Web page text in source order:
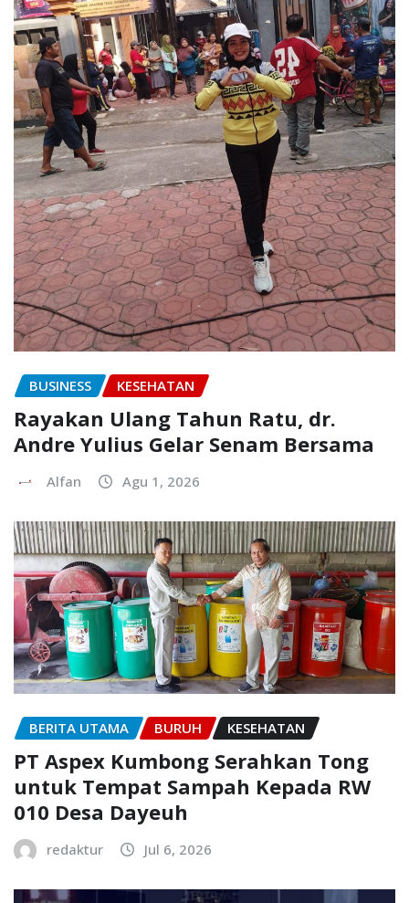
BUSINESS KESEHATAN
Rayakan Ulang Tahun Ratu, dr.
Andre Yulius Gelar Senam Bersama
Alfan Agu 1, 2026
BERITA UTAMA BURUH KESEHATAN
PT Aspex Kumbong Serahkan Tong
untuk Tempat Sampah Kepada RW
010 Desa Dayeuh
redaktur Jul 6, 2026